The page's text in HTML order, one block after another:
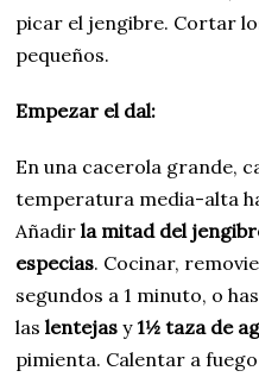
picar el jengibre. Cortar
pequeños.
Empezar el dal:
En una cacerola grande,
temperatura media-alta
Añadirla mitad del
especias. Cocinar,
segundos a 1 minuto, o
laslentejasy1½ taza de
pimienta. Calentar a